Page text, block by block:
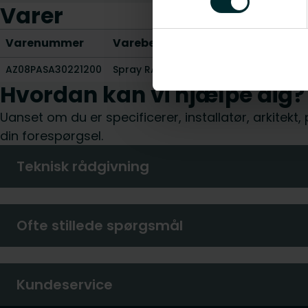
Varer
Varenummer Varebeskrivelse
AZ08PASA30221200 Spray RAL 9016 – 400 ml
Hvordan kan vi hjælpe dig?
Uanset om du er specificerer, installatør,
din forespørgsel.
Teknisk rådgivning
Ofte stillede spørgsmål
Kundeservice